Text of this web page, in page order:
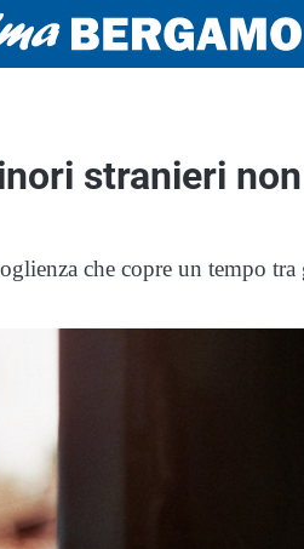
stranieri non
che copre un tempo tra